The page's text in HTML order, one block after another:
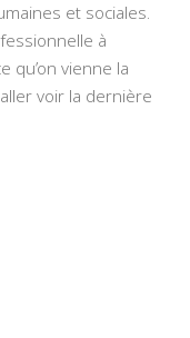
et sociales.
à
qu’on vienne la
voir la dernière